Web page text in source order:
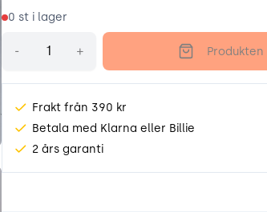
0 st i lager
- +
Frakt från 390 kr
Betala med Klarna eller Billie
2 års garanti